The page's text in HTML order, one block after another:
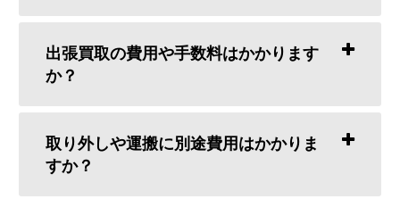
出張買取の費用や手数料はかかります
か？
取り外しや運搬に別途費用はかかりま
すか？